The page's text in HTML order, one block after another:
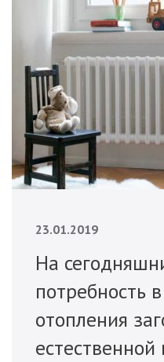
23.01.2019
На
потребность
отопления